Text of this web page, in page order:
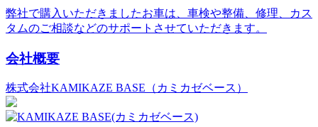
弊社で購入いただきましたお車は、車検や整備、修理、カス
タムのご相談などのサポートさせていただきます。
会社概要
株式会社KAMIKAZE BASE（カミカゼベース）